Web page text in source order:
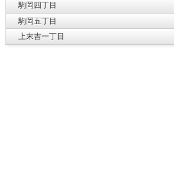
駒岡四丁目
駒岡五丁目
上末吉一丁目